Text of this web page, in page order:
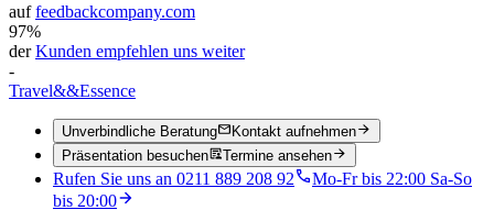
auffeedbackcompany.com
97%
derKunden empfehlen uns weiter
-
Travel&&Essence
Unverbindliche Beratung
Kontakt aufnehmen
Präsentation besuchen
Termine ansehen
Rufen Sie uns an 0211 889 208 92
Mo-Fr bis 22:00 Sa-So
bis 20:00